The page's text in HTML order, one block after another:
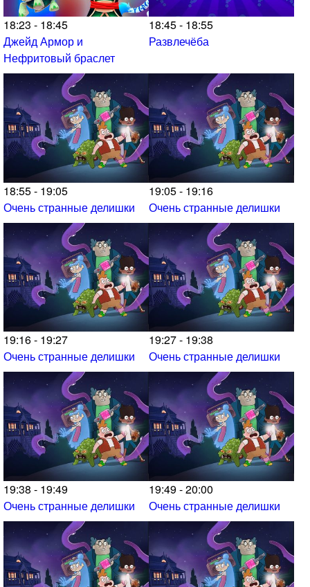
18:23 - 18:45
Джейд Армор и
Нефритовый браслет
18:45 - 18:55
Развлечёба
18:55 - 19:05
Очень странные делишки
19:05 - 19:16
Очень странные делишки
19:16 - 19:27
Очень странные делишки
19:27 - 19:38
Очень странные делишки
19:38 - 19:49
Очень странные делишки
19:49 - 20:00
Очень странные делишки